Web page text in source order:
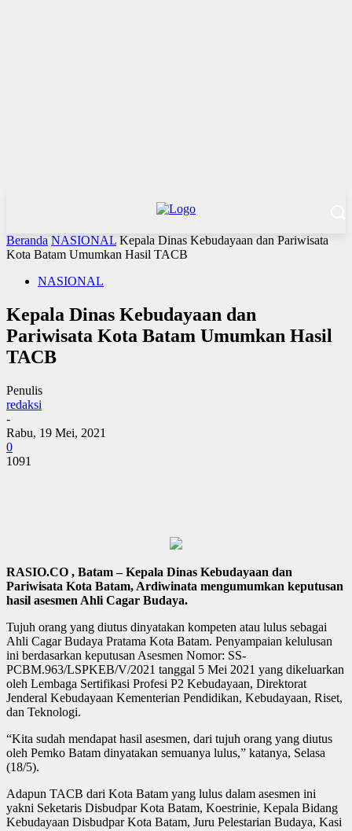
Beranda NASIONAL Kepala Dinas Kebudayaan dan Pariwisata
Kota Batam Umumkan Hasil TACB
NASIONAL
Kepala Dinas Kebudayaan dan
Pariwisata Kota Batam Umumkan Hasil
TACB
Penulis
redaksi
-
Rabu, 19 Mei, 2021
0
1091
RASIO.CO , Batam – Kepala Dinas Kebudayaan dan
Pariwisata Kota Batam, Ardiwinata mengumumkan keputusan
hasil asesmen Ahli Cagar Budaya.
Tujuh orang yang diutus dinyatakan kompeten atau lulus sebagai
Ahli Cagar Budaya Pratama Kota Batam. Penyampaian kelulusan
ini berdasarkan keputusan Asesmen Nomor: SS-
PCBM.963/LSPKEB/V/2021 tanggal 5 Mei 2021 yang dikeluarkan
oleh Lembaga Sertifikasi Profesi P2 Kebudayaan, Direktorat
Jenderal Kebudayaan Kementerian Pendidikan, Kebudayaan, Riset,
dan Teknologi.
“Kita sudah mendapat hasil asesmen, dari tujuh orang yang diutus
oleh Pemko Batam dinyatakan semuanya lulus,” katanya, Selasa
(18/5).
Adapun TACB dari Kota Batam yang lulus dalam asesmen ini
yakni Seketaris Disbudpar Kota Batam, Koestrinie, Kepala Bidang
Kebudayaan Disbudpar Kota Batam, Juru Pelestarian Budaya, Kasi